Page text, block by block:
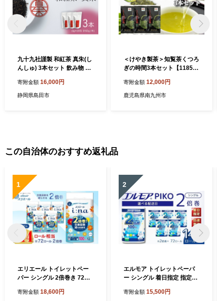
九十九社謹製 和紅茶 真朱(し
んしゅ) 3本セット 飲み物 テ
ドリンク ティータイム 手軽
寄附金額 16,000円
静岡県島田市
＜けやき製茶＞知覧茶くつろ
ぎの時間3本セット【118581
寄附金額 12,000円
鹿児島県南九州市
この自治体のおすすめ返礼品
1
エリエール トイレットペー
パー シングル 2倍巻き 72ロ
Ｒ （シングル・100ｍ） × 6
寄附金額 18,600円
2
エルモア トイレットペーパ
ー シングル 着日指定 指定日
巻き ピュアパルプ100% エ
寄附金額 15,500円